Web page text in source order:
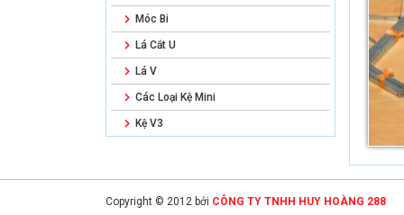
Móc Bi
Lá Cắt U
Lá V
Các Loại Kệ Mini
Kệ V3
Copyright © 2012 bởi CÔNG TY TNHH HUY HOÀNG 288